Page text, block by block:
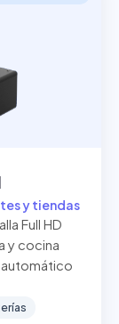
y tiendas
Full HD
y cocina